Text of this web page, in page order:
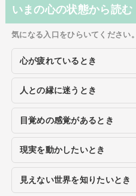
いまの心の状態から読む
気になる入口をひらいてください。
心が疲れているとき
人との縁に迷うとき
目覚めの感覚があるとき
現実を動かしたいとき
見えない世界を知りたいとき